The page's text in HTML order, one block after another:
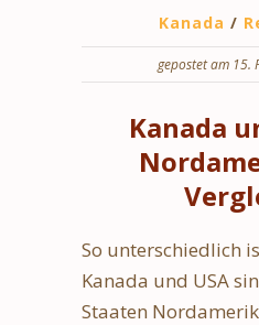
Kanada /
gepostet am 15.
Kanada
So unterschiedlich
Kanada und USA
Staaten